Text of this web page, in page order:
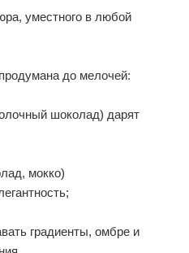
уместного в любой
до мелочей:
шоколад) дарят
мокко)
градиенты, омбре и